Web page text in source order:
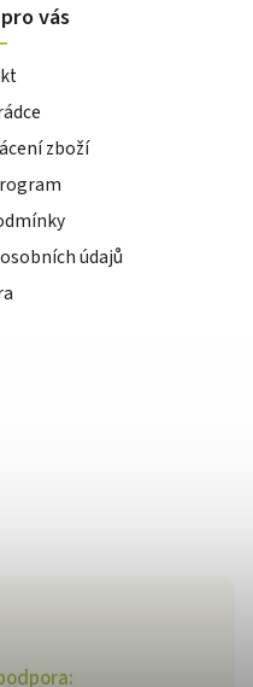
vás
zboží
údajů